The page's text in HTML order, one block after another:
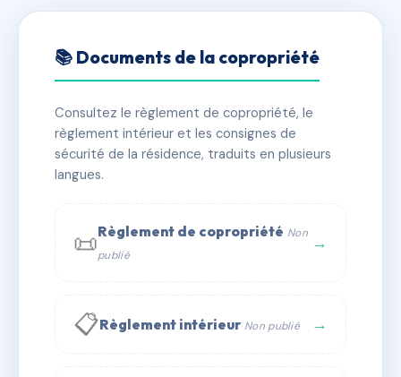
LE LAPIN BLANC
✓ Immatriculée 🏠 76 lots 🏗 1 bâtiment(s)
📞 Contacter Syndic Digital
📚 Documents de la copropriété
Consultez le règlement de copropriété, le
règlement intérieur et les consignes de
sécurité de la résidence, traduits en plusieurs
langues.
📜Règlement de copropriété Non
publié
→
📋Règlement intérieur Non publié →